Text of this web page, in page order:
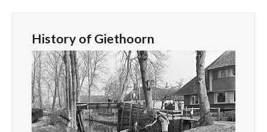
History of Giethoorn